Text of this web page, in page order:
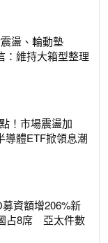
盪、輪動墊
維持大箱型整理
！市場震盪加
體ETF掀領息潮
資額增206%新
占8席 亞太件數